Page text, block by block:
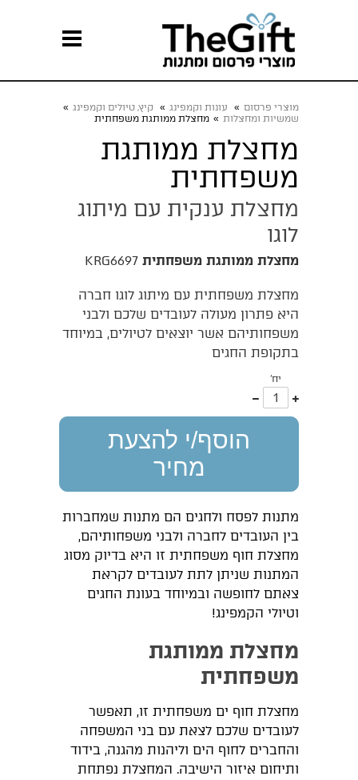
מוצרי פרסום » עונות וקמפינג » קיץ, טיולים וקמפינג »
שמשיות ומחצלות » מחצלת ממותגת משפחתית
מחצלת ממותגת
משפחתית
מחצלת ענקית עם מיתוג
לוגו
מחצלת ממותגת משפחתית KRG6697
מחצלת משפחתית עם מיתוג לוגו חברה
היא פתרון מעולה לעובדים שלכם ולבני
משפחותיהם אשר יוצאים לטיולים, במיוחד
בתקופת החגים
יח'
עוד
אחד
הוסף/י להצעת
מחיר
מתנות לפסח ולחגים הם מתנות שמחברות
בין העובדים לחברה ולבני משפחותיהם,
מחצלת חוף משפחתית זו היא בדיוק מסוג
המתנות שניתן לתת לעובדים לקראת
צאתם לחופשה ובמיוחד בעונת החגים
וטיולי הקמפינג!
מחצלת ממותגת
משפחתית
מחצלת חוף ים משפחתית זו, תאפשר
לעובדים שלכם לצאת עם בני המשפחה
והחברים לחוף הים וליהנות מהגנה, בידוד
ותיחום איזור הישיבה. המחצלת נפתחת